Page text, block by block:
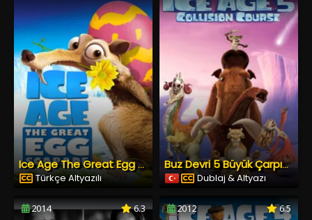
Ice Age The Great Egg Scapade
Türkçe Altyazılı
Buz Devri 5 Büyük Çarpışma
Dublaj & Altyazı
2014 6.3 2012 6.5